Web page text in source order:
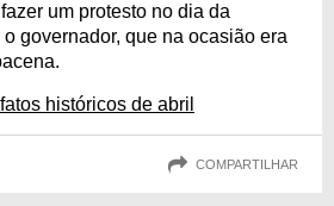
um protesto no dia da
governador, que na ocasião era
históricos de abril
COMPARTILHAR